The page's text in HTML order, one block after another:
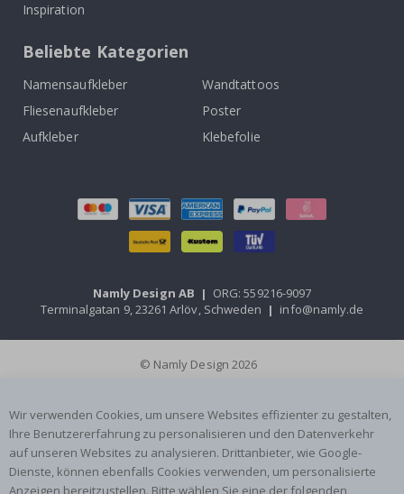
Inspiration
Beliebte Kategorien
Namensaufkleber
Wandtattoos
Fliesenaufkleber
Poster
Aufkleber
Klebefolie
Namly Design AB | ORG: 559216-9097
Terminalgatan 9, 23261 Arlöv, Schweden | info@namly.de
© Namly Design 2026
Wir verwenden Cookies, um unsere Websites effizienter zu gestalten,
Ihre Benutzererfahrung zu personalisieren und den Datenverkehr
auf unseren Websites zu analysieren. Drittanbieter, wie Google-
Dienste, können ebenfalls Cookies verwenden, um personalisierte
Anzeigen bereitzustellen. Bitte wählen Sie eine der folgenden